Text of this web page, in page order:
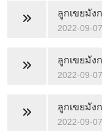
ลูกเขยมัง
2022-09-
ลูกเขยมัง
2022-09-
ลูกเขยมัง
2022-09-